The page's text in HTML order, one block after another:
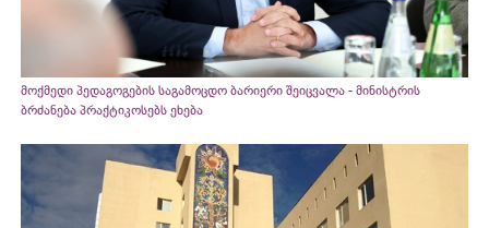
მოქმედი პედაგოგების საგამოცდო ბარიერი შეიცვალა - მინისტრის
ბრძანება პრაქტიკოსებს ეხება